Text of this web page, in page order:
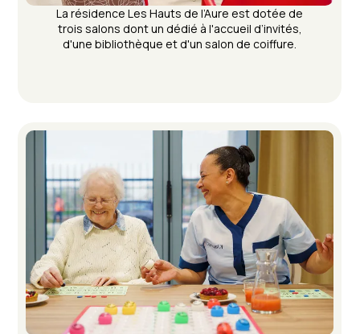
La résidence Les Hauts de l’Aure est dotée de
trois salons dont un dédié à l'accueil d’invités,
d'une bibliothèque et d'un salon de coiffure.